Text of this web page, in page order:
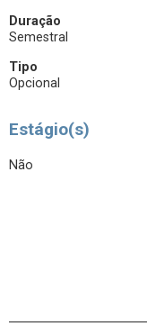
Duração
Semestral
Tipo
Opcional
Estágio(s)
Não